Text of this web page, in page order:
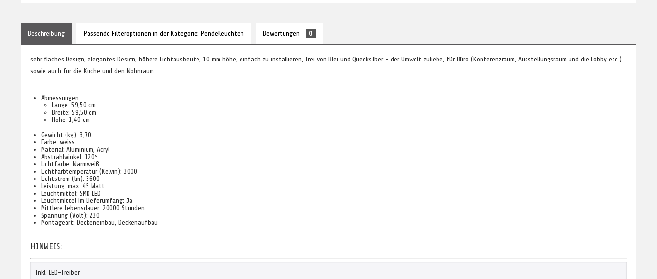
Beschreibung Passende Filteroptionen in der Kategorie: Pendelleuchten Bewertungen 0
sehr flaches Design, elegantes Design, höhere Lichtausbeute, 10 mm höhe, einfach zu installieren, frei von Blei und Quecksilber - der Umwelt zuliebe, für Büro (Konferenzraum, Ausstellungsraum und die Lobby etc.)
sowie auch für die Küche und den Wohnraum
Abmessungen:
Länge: 59,50 cm
Breite: 59,50 cm
Höhe: 1,40 cm
Gewicht (kg): 3,70
Farbe: weiss
Material: Aluminium, Acryl
Abstrahlwinkel: 120°
Lichtfarbe: Warmweiß
Lichtfarbtemperatur (Kelvin): 3000
Lichtstrom (lm): 3600
Leistung: max. 45 Watt
Leuchtmittel: SMD LED
Leuchtmittel im Lieferumfang: Ja
Mittlere Lebensdauer: 20000 Stunden
Spannung (Volt): 230
Montageart: Deckeneinbau, Deckenaufbau
HINWEIS:
Inkl. LED-Treiber